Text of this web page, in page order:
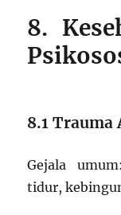
8.
8.1 Trauma
Gejala
tidur,